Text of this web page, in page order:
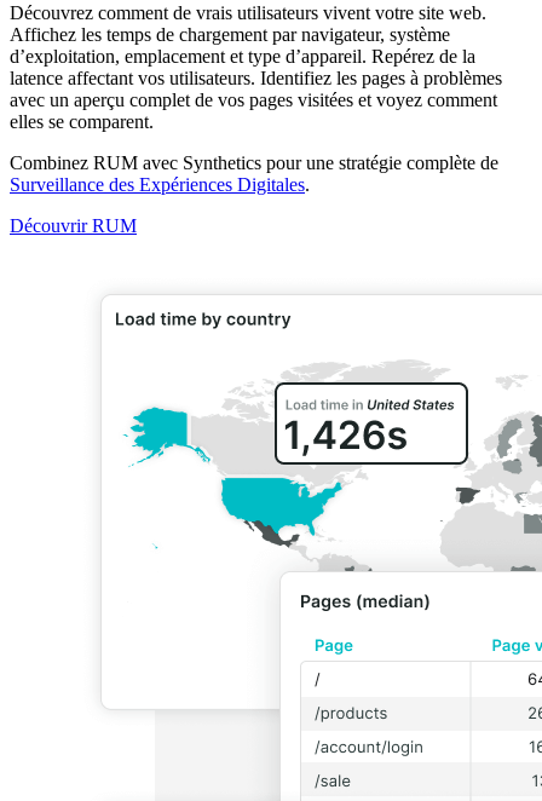
Découvrez comment de vrais utilisateurs vivent votre site web.
Affichez les temps de chargement par navigateur, système
d’exploitation, emplacement et type d’appareil. Repérez de la
latence affectant vos utilisateurs. Identifiez les pages à problèmes
avec un aperçu complet de vos pages visitées et voyez comment
elles se comparent.
Combinez RUM avec Synthetics pour une stratégie complète de
Surveillance des Expériences Digitales.
Découvrir RUM